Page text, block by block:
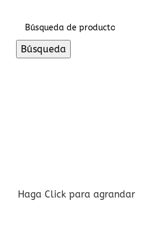
Búsqueda
Haga Click para agrandar